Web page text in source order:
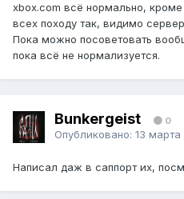
xbox.com всё нормально, кроме
всех походу так, видимо
Пока можно посоветовать
пока всё не нормализуется.
Bunkergeist 0
Опубликовано: 13 марта
Написал даж в саппорт их,